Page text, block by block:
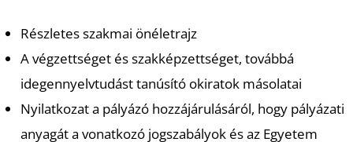
Részletes szakmai önéletrajz
A végzettséget és szakképzettséget, továbbá
idegennyelvtudást tanúsító okiratok másolatai
Nyilatkozat a pályázó hozzájárulásáról, hogy pályázati
anyagát a vonatkozó jogszabályok és az Egyetem